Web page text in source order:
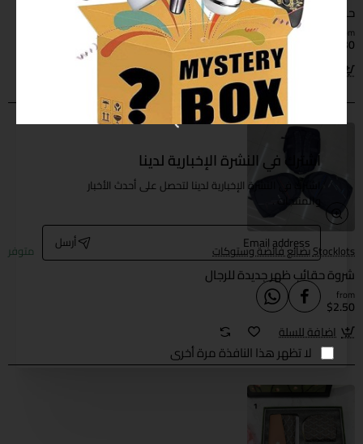
اشترك في النشرة الإخبارية لدينا
اشترك في النشرة الإخبارية لدينا لتحصل على أحدث الأخبار
والمنتجات .
Email
address أرسل
لا تظهر هذا النافذة مرة أخرى
حقيبة كتف. مصنوعة من الجلود الصناعية ذات جودة عالية
from
$1.30
اضافة للسلة
Stocklots بضائع فائضة وستوكات متوفر
شروة حقائب ظهر جديدة للرجال
from
$2.50
اضافة للسلة